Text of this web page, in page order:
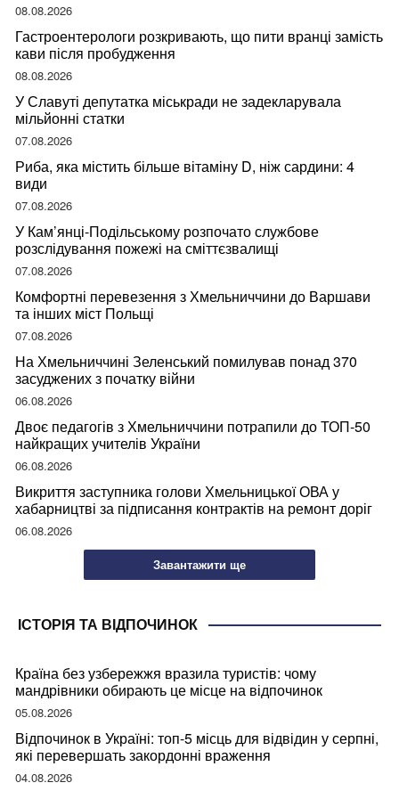
08.08.2026
Гастроентерологи розкривають, що пити вранці замість
кави після пробудження
08.08.2026
У Славуті депутатка міськради не задекларувала
мільйонні статки
07.08.2026
Риба, яка містить більше вітаміну D, ніж сардини: 4
види
07.08.2026
У Кам’янці-Подільському розпочато службове
розслідування пожежі на сміттєзвалищі
07.08.2026
Комфортні перевезення з Хмельниччини до Варшави
та інших міст Польщі
07.08.2026
На Хмельниччині Зеленський помилував понад 370
засуджених з початку війни
06.08.2026
Двоє педагогів з Хмельниччини потрапили до ТОП-50
найкращих учителів України
06.08.2026
Викриття заступника голови Хмельницької ОВА у
хабарництві за підписання контрактів на ремонт доріг
06.08.2026
Завантажити ще
ІСТОРІЯ ТА ВІДПОЧИНОК
Країна без узбережжя вразила туристів: чому
мандрівники обирають це місце на відпочинок
05.08.2026
Відпочинок в Україні: топ-5 місць для відвідин у серпні,
які перевершать закордонні враження
04.08.2026